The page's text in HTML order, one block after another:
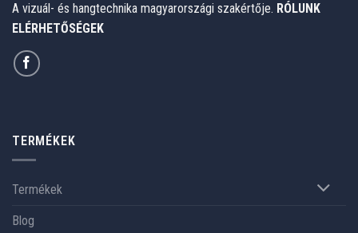
A vizuál- és hangtechnika magyarországi szakértője. RÓLUNK
ELÉRHETŐSÉGEK
TERMÉKEK
Termékek
Blog